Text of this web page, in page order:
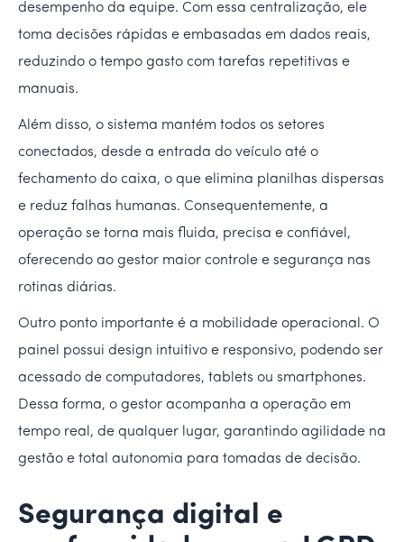
desempenho da equipe. Com essa centralização, ele
toma decisões rápidas e embasadas em dados reais,
reduzindo o tempo gasto com tarefas repetitivas e
manuais.
Além disso, o sistema mantém todos os setores
conectados, desde a entrada do veículo até o
fechamento do caixa, o que elimina planilhas dispersas
e reduz falhas humanas. Consequentemente, a
operação se torna mais fluida, precisa e confiável,
oferecendo ao gestor maior controle e segurança nas
rotinas diárias.
Outro ponto importante é a mobilidade operacional. O
painel possui design intuitivo e responsivo, podendo ser
acessado de computadores, tablets ou smartphones.
Dessa forma, o gestor acompanha a operação em
tempo real, de qualquer lugar, garantindo agilidade na
gestão e total autonomia para tomadas de decisão.
Segurança digital e